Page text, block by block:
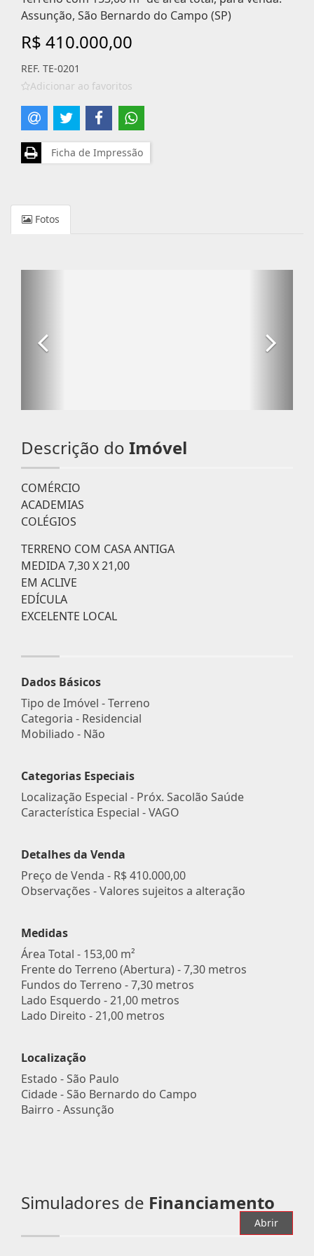
Assunção, São Bernardo do Campo (SP)
R$ 410.000,00
REF. TE-0201
Adicionar ao favoritos
Ficha de Impressão
Fotos
Descrição do Imóvel
COMÉRCIO
ACADEMIAS
COLÉGIOS
TERRENO COM CASA ANTIGA
MEDIDA 7,30 X 21,00
EM ACLIVE
EDÍCULA
EXCELENTE LOCAL
Dados Básicos
Tipo de Imóvel - Terreno
Categoria - Residencial
Mobiliado - Não
Categorias Especiais
Localização Especial - Próx. Sacolão Saúde
Característica Especial - VAGO
Detalhes da Venda
Preço de Venda - R$ 410.000,00
Observações - Valores sujeitos a alteração
Medidas
Área Total - 153,00 m²
Frente do Terreno (Abertura) - 7,30 metros
Fundos do Terreno - 7,30 metros
Lado Esquerdo - 21,00 metros
Lado Direito - 21,00 metros
Localização
Estado -São Paulo
Cidade -São Bernardo do Campo
Bairro -Assunção
Simuladores de Financiamento
Abrir